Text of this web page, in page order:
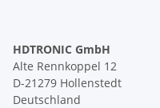
HDTRONIC GmbH
Alte Rennkoppel 12
D-21279 Hollenstedt
Deutschland